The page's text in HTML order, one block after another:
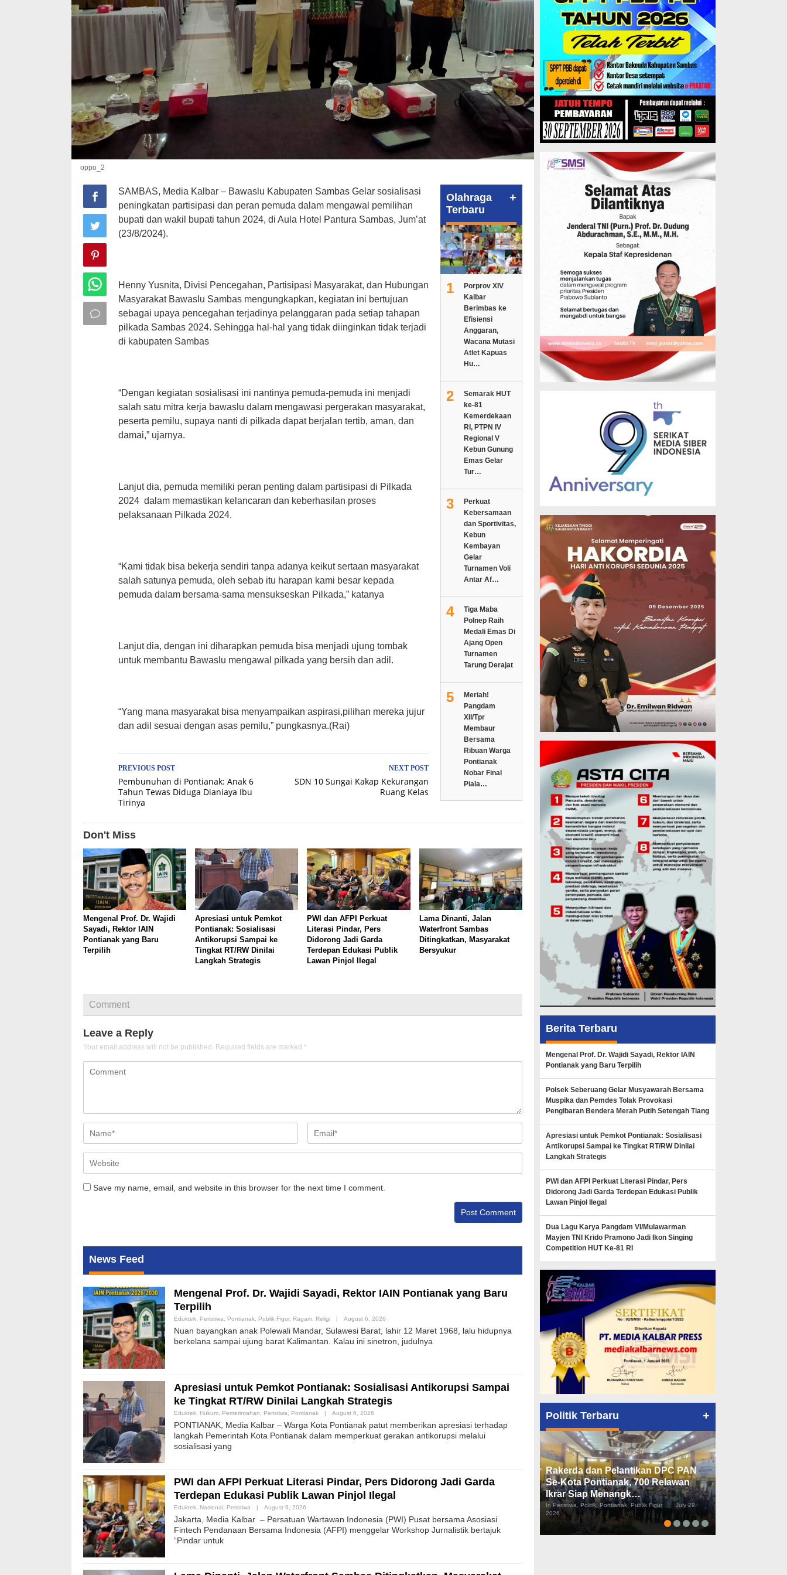
oppo_2
SAMBAS, Media Kalbar – Bawaslu Kabupaten Sambas Gelar sosialisasi
peningkatan partisipasi dan peran pemuda dalam mengawal pemilihan
bupati dan wakil bupati tahun 2024, di Aula Hotel Pantura Sambas, Jum’at
(23/8/2024).
Henny Yusnita, Divisi Pencegahan, Partisipasi Masyarakat, dan Hubungan
Masyarakat Bawaslu Sambas mengungkapkan, kegiatan ini bertujuan
sebagai upaya pencegahan terjadinya pelanggaran pada setiap tahapan
pilkada Sambas 2024. Sehingga hal-hal yang tidak diinginkan tidak terjadi
di kabupaten Sambas
“Dengan kegiatan sosialisasi ini nantinya pemuda-pemuda ini menjadi
salah satu mitra kerja bawaslu dalam mengawasi pergerakan masyarakat,
peserta pemilu, supaya nanti di pilkada dapat berjalan tertib, aman, dan
damai,” ujarnya.
Lanjut dia, pemuda memiliki peran penting dalam partisipasi di Pilkada
2024 dalam memastikan kelancaran dan keberhasilan proses
pelaksanaan Pilkada 2024.
“Kami tidak bisa bekerja sendiri tanpa adanya keikut sertaan masyarakat
salah satunya pemuda, oleh sebab itu harapan kami besar kepada
pemuda dalam bersama-sama mensukseskan Pilkada,” katanya
Lanjut dia, dengan ini diharapkan pemuda bisa menjadi ujung tombak
untuk membantu Bawaslu mengawal pilkada yang bersih dan adil.
“Yang mana masyarakat bisa menyampaikan aspirasi,pilihan mereka jujur
dan adil sesuai dengan asas pemilu,” pungkasnya.(Rai)
Post
navigation
PREVIOUS POST
Pembunuhan di Pontianak: Anak 6
Tahun Tewas Diduga Dianiaya Ibu
Tirinya
NEXT POST
SDN 10 Sungai Kakap Kekurangan
Ruang Kelas
Olahraga
Terbaru
+
1
Porprov XIV
Kalbar
Berimbas ke
Efisiensi
Anggaran,
Wacana Mutasi
Atlet Kapuas
Hu…
2
Semarak HUT
ke-81
Kemerdekaan
RI, PTPN IV
Regional V
Kebun Gunung
Emas Gelar
Tur…
3
Perkuat
Kebersamaan
dan Sportivitas,
Kebun
Kembayan
Gelar
Turnamen Voli
Antar Af…
4
Tiga Maba
Polnep Raih
Medali Emas Di
Ajang Open
Turnamen
Tarung Derajat
5
Meriah!
Pangdam
XII/Tpr
Membaur
Bersama
Ribuan Warga
Pontianak
Nobar Final
Piala…
Don't Miss
Mengenal Prof. Dr. Wajidi
Sayadi, Rektor IAIN
Pontianak yang Baru
Terpilih
Apresiasi untuk Pemkot
Pontianak: Sosialisasi
Antikorupsi Sampai ke
Tingkat RT/RW Dinilai
Langkah Strategis
PWI dan AFPI Perkuat
Literasi Pindar, Pers
Didorong Jadi Garda
Terdepan Edukasi Publik
Lawan Pinjol Ilegal
Lama Dinanti, Jalan
Waterfront Sambas
Ditingkatkan, Masyarakat
Bersyukur
Comment
Leave a Reply
Your email address will not be published. Required fields are marked *
Save my name, email, and website in this browser for the next time I comment.
News Feed
Mengenal Prof. Dr. Wajidi Sayadi, Rektor IAIN Pontianak yang Baru
Terpilih
Eduktek Peristiwa Pontianak Publik Figur, Ragam Religi | August 6, 2026
Nuan bayangkan anak Polewali Mandar, Sulawesi Barat, lahir 12 Maret 1968, lalu hidupnya
berkelana sampai ujung barat Kalimantan. Kalau ini sinetron, judulnya
Apresiasi untuk Pemkot Pontianak: Sosialisasi Antikorupsi Sampai
ke Tingkat RT/RW Dinilai Langkah Strategis
Eduktek Hukum Pemerintahan Peristiwa Pontianak | August 6, 2026
PONTIANAK, Media Kalbar – Warga Kota Pontianak patut memberikan apresiasi terhadap
langkah Pemerintah Kota Pontianak dalam memperkuat gerakan antikorupsi melalui
sosialisasi yang
PWI dan AFPI Perkuat Literasi Pindar, Pers Didorong Jadi Garda
Terdepan Edukasi Publik Lawan Pinjol Ilegal
Eduktek Nasional Peristiwa | August 6, 2026
Jakarta, Media Kalbar – Persatuan Wartawan Indonesia (PWI) Pusat bersama Asosiasi
Fintech Pendanaan Bersama Indonesia (AFPI) menggelar Workshop Jurnalistik bertajuk
“Pindar untuk
Berita Terbaru
Mengenal Prof. Dr. Wajidi Sayadi, Rektor IAIN
Pontianak yang Baru Terpilih
Polsek Seberuang Gelar Musyawarah Bersama
Muspika dan Pemdes Tolak Provokasi
Pengibaran Bendera Merah Putih Setengah Tiang
Apresiasi untuk Pemkot Pontianak: Sosialisasi
Antikorupsi Sampai ke Tingkat RT/RW Dinilai
Langkah Strategis
PWI dan AFPI Perkuat Literasi Pindar, Pers
Didorong Jadi Garda Terdepan Edukasi Publik
Lawan Pinjol Ilegal
Dua Lagu Karya Pangdam VI/Mulawarman
Mayjen TNI Krido Pramono Jadi Ikon Singing
Competition HUT Ke-81 RI
Politik Terbaru +
Rakerda dan Pelantikan DPC PAN
Se-Kota Pontianak, 700 Relawan
Ikrar Siap Menangk…
In Peristiwa, Politik, Pontianak, Publik Figur |
July 29,
2026